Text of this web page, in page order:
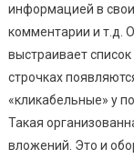
информацией в
комментарии и т.д.
выстраивает
строчках
«кликабельные» у
Такая
вложений. Это и